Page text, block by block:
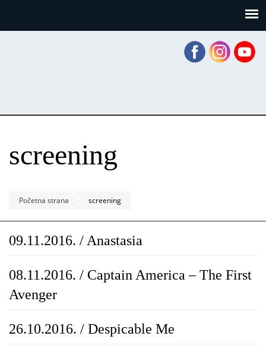
screening
Početna strana screening
09.11.2016. / Anastasia
08.11.2016. / Captain America – The First
Avenger
26.10.2016. / Despicable Me